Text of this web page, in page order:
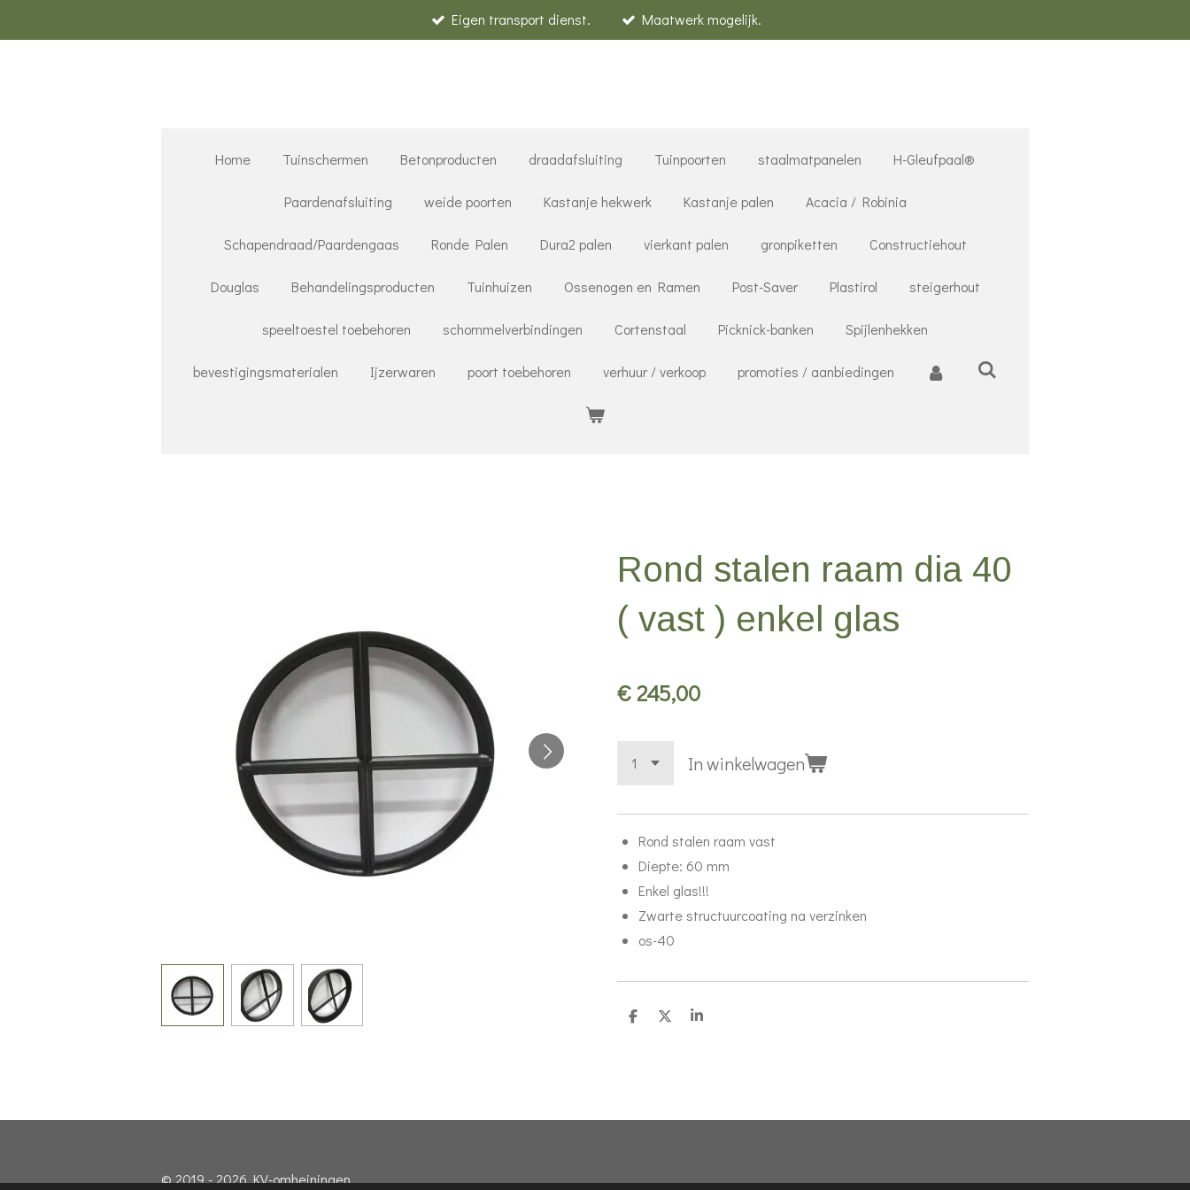
direct
Eigen transport dienst. Maatwerk mogelijk.
Home Tuinschermen Betonproducten draadafsluiting Tuinpoorten staalmatpanelen H-Gleufpaal®
Paardenafsluiting weide poorten Kastanje hekwerk Kastanje palen Acacia / Robinia
Schapendraad/Paardengaas Ronde Palen Dura2 palen vierkant palen gronpiketten Constructiehout
Douglas Behandelingsproducten Tuinhuizen Ossenogen en Ramen Post-Saver Plastirol steigerhout
speeltoestel toebehoren schommelverbindingen Cortenstaal Picknick-banken Spijlenhekken
bevestigingsmaterialen Ijzerwaren poort toebehoren verhuur / verkoop promoties / aanbiedingen
Rond stalen raam dia 40
( vast ) enkel glas
€ 245,00
In winkelwagen
Rond stalen raam vast
Diepte: 60 mm
Enkel glas!!!
Zwarte structuurcoating na verzinken
os-40
D
D
S
© 2019 - 2026 KV-omheiningen